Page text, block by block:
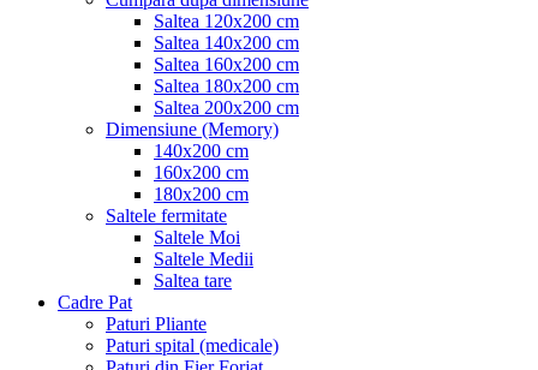
Saltea 120x200 cm
Saltea 140x200 cm
Saltea 160x200 cm
Saltea 180x200 cm
Saltea 200x200 cm
Dimensiune (Memory)
140x200 cm
160x200 cm
180x200 cm
Saltele fermitate
Saltele Moi
Saltele Medii
Saltea tare
Cadre Pat
Paturi Pliante
Paturi spital (medicale)